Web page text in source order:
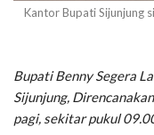
Kantor Bupati Sijunjung
Bupati Benny Segera
Sijunjung,
pagi, sekitar pukul